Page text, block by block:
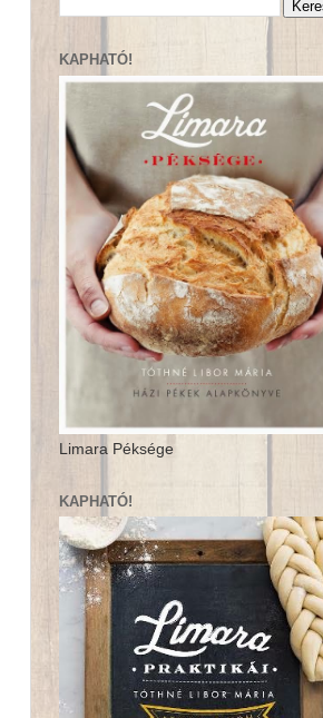
KAPHATÓ!
Limara Péksége
KAPHATÓ!